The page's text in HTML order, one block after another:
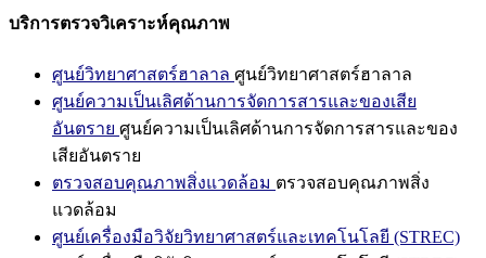
บริการตรวจวิเคราะห์คุณภาพ
ศูนย์วิทยาศาสตร์ฮาลาล ศูนย์วิทยาศาสตร์ฮาลาล
ศูนย์ความเป็นเลิศด้านการจัดการสารและของเสีย
อันตราย ศูนย์ความเป็นเลิศด้านการจัดการสารและของ
เสียอันตราย
ตรวจสอบคุณภาพสิ่งแวดล้อม ตรวจสอบคุณภาพสิ่ง
แวดล้อม
ศูนย์เครื่องมือวิจัยวิทยาศาสตร์และเทคโนโลยี (STREC)